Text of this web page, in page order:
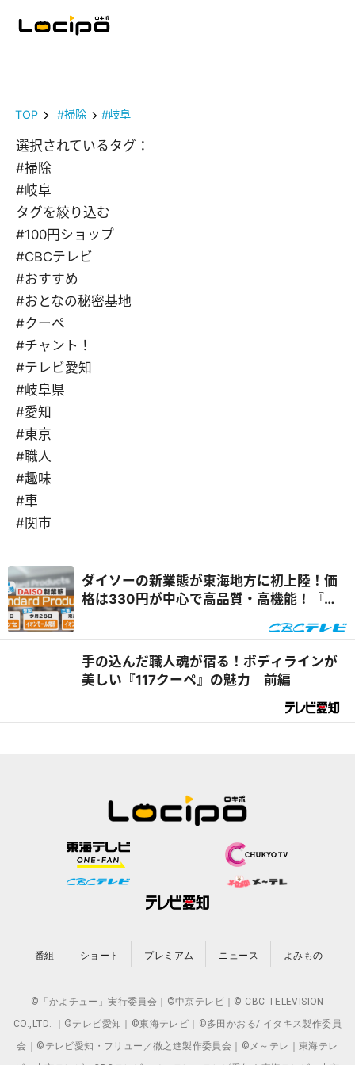
TOP #掃除 #岐阜
選択されているタグ：
#掃除
#岐阜
タグを絞り込む
#100円ショップ
#CBCテレビ
#おすすめ
#おとなの秘密基地
#クーペ
#チャント！
#テレビ愛知
#岐阜県
#愛知
#東京
#職人
#趣味
#車
#関市
ダイソーの新業態が東海地方に初上陸！価
格は330円が中心で高品質・高機能！『チ
手の込んだ職人魂が宿る！ボディラインが
美しい『117クーペ』の魅力 前編
番組 ショート プレミアム ニュース よみもの
©「かよチュー」実行委員会｜©中京テレビ｜© CBC TELEVISION
CO.,LTD. ｜©テレビ愛知｜©東海テレビ｜©多田かおる/ イタキス製作委員
会｜©テレビ愛知・フリュー／徹之進製作委員会｜©メ～テレ｜東海テレ